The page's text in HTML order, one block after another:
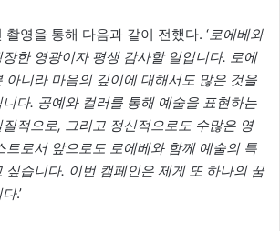
영을 통해 다음과 같이 전했다. ‘로에베와
한 영광이자 평생 감사할 일입니다. 로에
아니라 마음의 깊이에 대해서도 많은 것을
다. 공예와 컬러를 통해 예술을 표현하는
적으로, 그리고 정신적으로도 수많은 영
트로서 앞으로도 로에베와 함께 예술의 특
싶습니다. 이번 캠페인은 제게 또 하나의 꿈
다.’